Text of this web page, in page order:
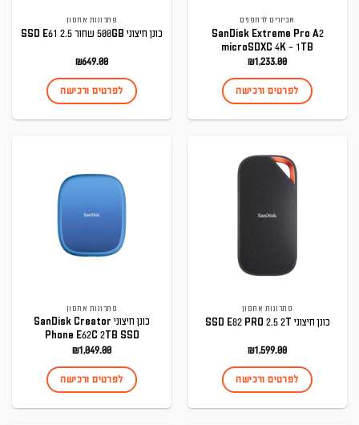
אביזרים לרחפנים
SanDisk Extreme Pro A2
microSDXC 4K – 1TB
₪1,233.00
לפרטים ורכישה
פתרונות אחסון
כונן חיצוני 500GB שחור SSD E61 2.5
₪649.00
לפרטים ורכישה
פתרונות אחסון
כונן חיצוני SSD E82 PRO 2.5 2T
₪1,599.00
לפרטים ורכישה
פתרונות אחסון
כונן חיצוני SanDisk Creator
Phone E62C 2TB SSD
₪1,049.00
לפרטים ורכישה